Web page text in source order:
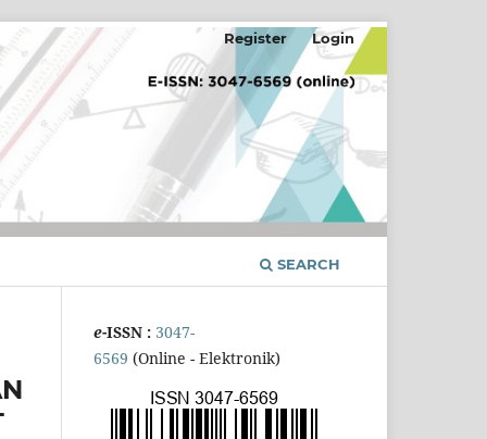
SEARCH
Register Login
e-ISSN : 3047-
6569 (Online - Elektronik)